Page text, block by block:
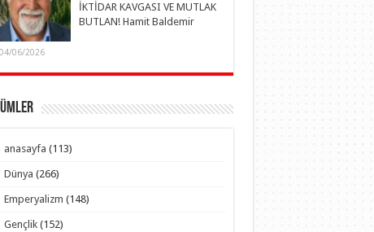
İKTİDAR KAVGASI VE MUTLAK
BUTLAN! Hamit Baldemir
04/06/2026
anasayfa (113)
Dünya (266)
Emperyalizm (148)
Gençlik (152)